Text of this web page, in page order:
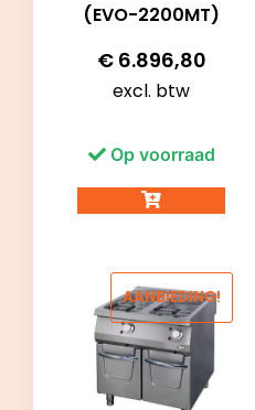
(EVO-2200MT)
€6.896,80
excl. btw
Op voorraad
AANBIEDING!